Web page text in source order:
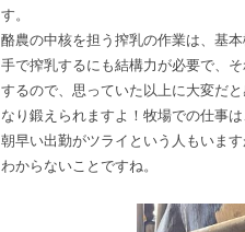
す。
酪農の中核を担う搾乳の作業は、基
手で搾乳するにも結構力が必要で、
するので、思っていた以上に大変だ
なり鍛えられますよ！牧場での仕事
朝早い出勤がツライという人もいま
わからないことですね。